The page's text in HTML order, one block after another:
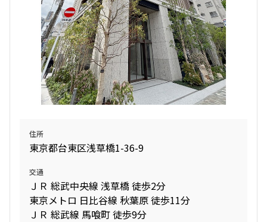
住所
東京都台東区浅草橋1-36-9
交通
ＪＲ 総武中央線 浅草橋 徒歩2分
東京メトロ 日比谷線 秋葉原 徒歩11分
ＪＲ 総武線 馬喰町 徒歩9分